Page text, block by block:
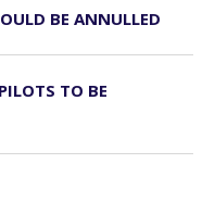
BE ANNULLED
TO BE